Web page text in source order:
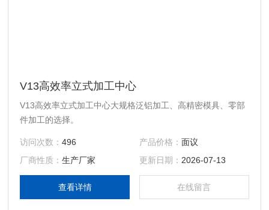
V13高效率立式加工中心
V13高效率立式加工中心大规格泛铝加工、高精密模具、零部
件加工的选择。
访问次数：496 产品价格： 面议
厂商性质：生产厂家 更新日期： 2026-07-13
查看详情 在线留言